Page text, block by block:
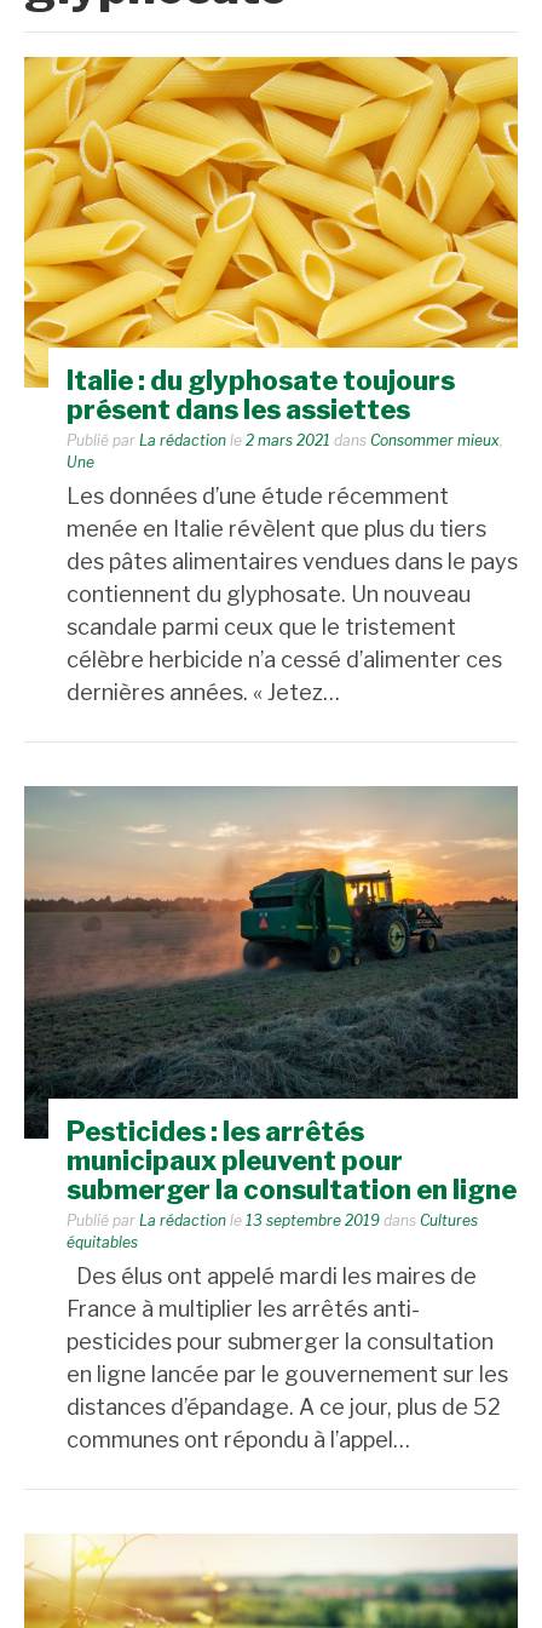
Italie : du glyphosate toujours
présent dans les assiettes
Publié par La rédaction le 2 mars 2021 dans Consommer mieux
Une
Les données d’une étude récemment
menée en Italie révèlent que plus du tiers
des pâtes alimentaires vendues dans le pays
contiennent du glyphosate. Un nouveau
scandale parmi ceux que le tristement
célèbre herbicide n’a cessé d’alimenter ces
dernières années. « Jetez…
Pesticides : les arrêtés
municipaux pleuvent pour
submerger la consultation en ligne
Publié par La rédaction le 13 septembre 2019 dans Cultures
équitables
Des élus ont appelé mardi les maires de
France à multiplier les arrêtés anti-
pesticides pour submerger la consultation
en ligne lancée par le gouvernement sur les
distances d’épandage. A ce jour, plus de 52
communes ont répondu à l’appel…